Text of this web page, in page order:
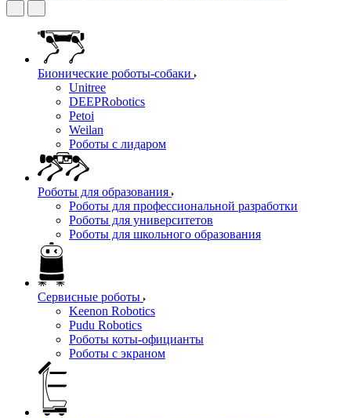
Бионические роботы-собаки
Unitree
DEEPRobotics
Petoi
Weilan
Роботы с лидаром
Роботы для образования
Роботы для профессиональной разработки
Роботы для университетов
Роботы для школьного образования
Сервисные роботы
Keenon Robotics
Pudu Robotics
Роботы коты-официанты
Роботы с экраном